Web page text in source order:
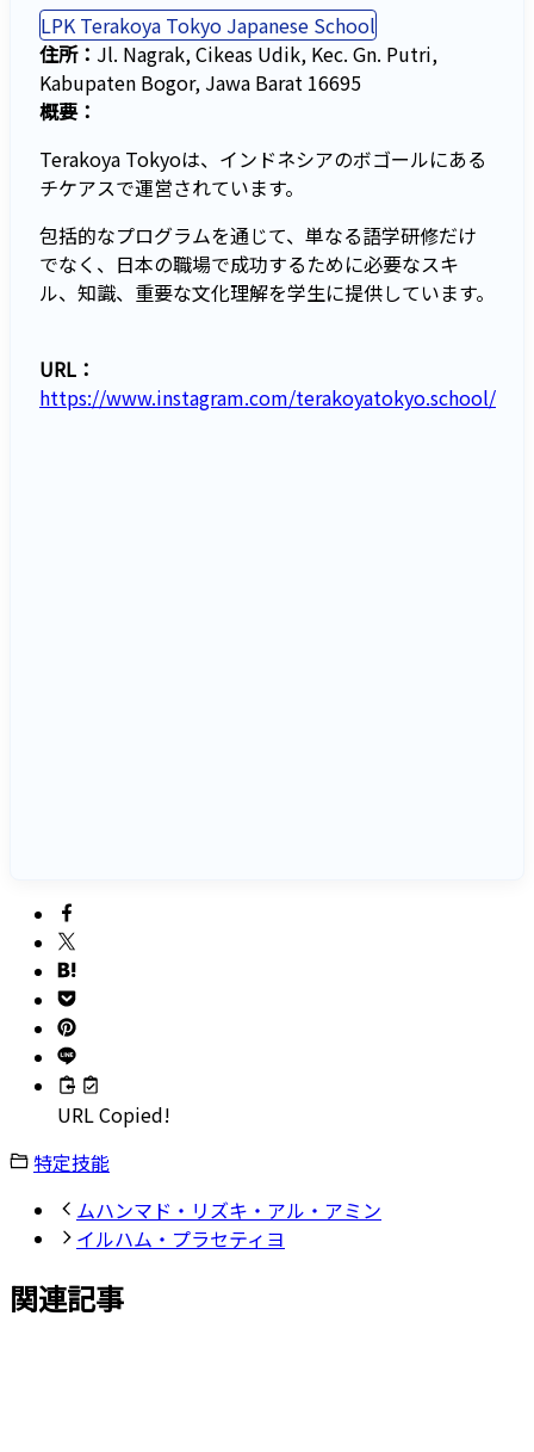
LPK Terakoya Tokyo Japanese School
住所： Jl. Nagrak, Cikeas Udik, Kec. Gn. Putri,
Kabupaten Bogor, Jawa Barat 16695
概要：
Terakoya Tokyoは、インドネシアのボゴールにある
チケアスで運営されています。
包括的なプログラムを通じて、単なる語学研修だけ
でなく、日本の職場で成功するために必要なスキ
ル、知識、重要な文化理解を学生に提供しています。
URL：
https://www.instagram.com/terakoyatokyo.school/
URL Copied!
特定技能
ムハンマド・リズキ・アル・アミン
イルハム・プラセティヨ
関連記事